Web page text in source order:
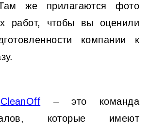
же прилагаются фото
работ, чтобы вы оценили
компании к
CleanOff – это команда
которые имеют